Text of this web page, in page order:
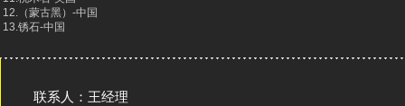
12.（蒙古黑）-中国
13.锈石-中国
联系人：王经理